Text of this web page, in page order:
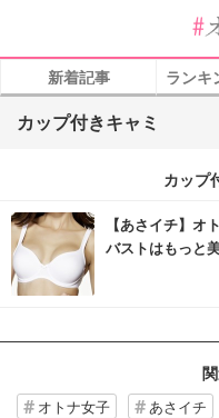
新着記事 ランキ
カップ付きキャミ
カップ
【あさイチ】
バストはもっと
オトナ女子 あさイチ